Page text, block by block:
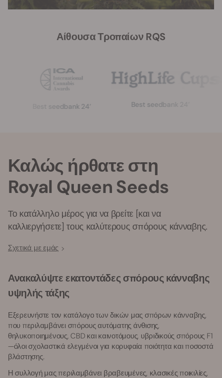
Αίθουσα Τροπαίων RQS
Best seedbank 24’ Best seedbank 24’
Καλώς ήρθατε στη
Royal Queen Seeds
Το κατάλληλο μέρος για να βρείτε [και να
καλλιεργήσετε] τους καλύτερους σπόρους κάνναβης.
Σχετικά με εμάς
Ανακαλύψτε εκατοντάδες σπόρους κάνναβης
υψηλής τάξης
Εξερευνήστε τον κατάλογο των δικών μας σπόρων κάνναβης,
που περιλαμβάνει σπόρους αυτόματης άνθισης,
θηλυκοποιημένους, CBD και καινοτόμους, υβριδικούς σπόρους F1
—όλοι σχολαστικά ελεγμένοι για κορυφαία ποιότητα και ποσοστά
βλάστησης.
Η συλλογή μας περιλαμβάνει βραβευμένες, κλασικές ποικιλίες,